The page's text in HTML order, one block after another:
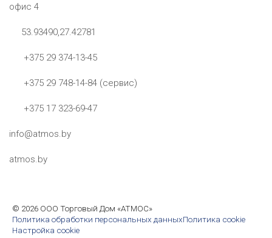
офис 4
53.93490,27.42781
+375 29 374-13-45
+375 29 748-14-84 (сервис)
+375 17 323-69-47
info@atmos.by
atmos.by
© 2026 ООО Торговый Дом «АТМОС»
Политика обработки персональных данныхПолитика cookie
Настройка cookie